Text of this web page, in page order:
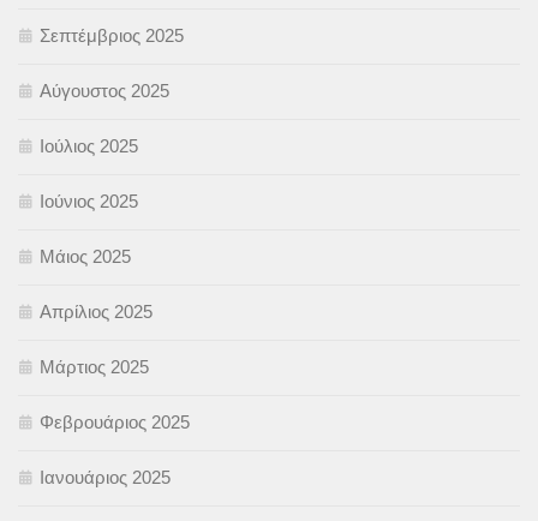
Σεπτέμβριος 2025
Αύγουστος 2025
Ιούλιος 2025
Ιούνιος 2025
Μάιος 2025
Απρίλιος 2025
Μάρτιος 2025
Φεβρουάριος 2025
Ιανουάριος 2025